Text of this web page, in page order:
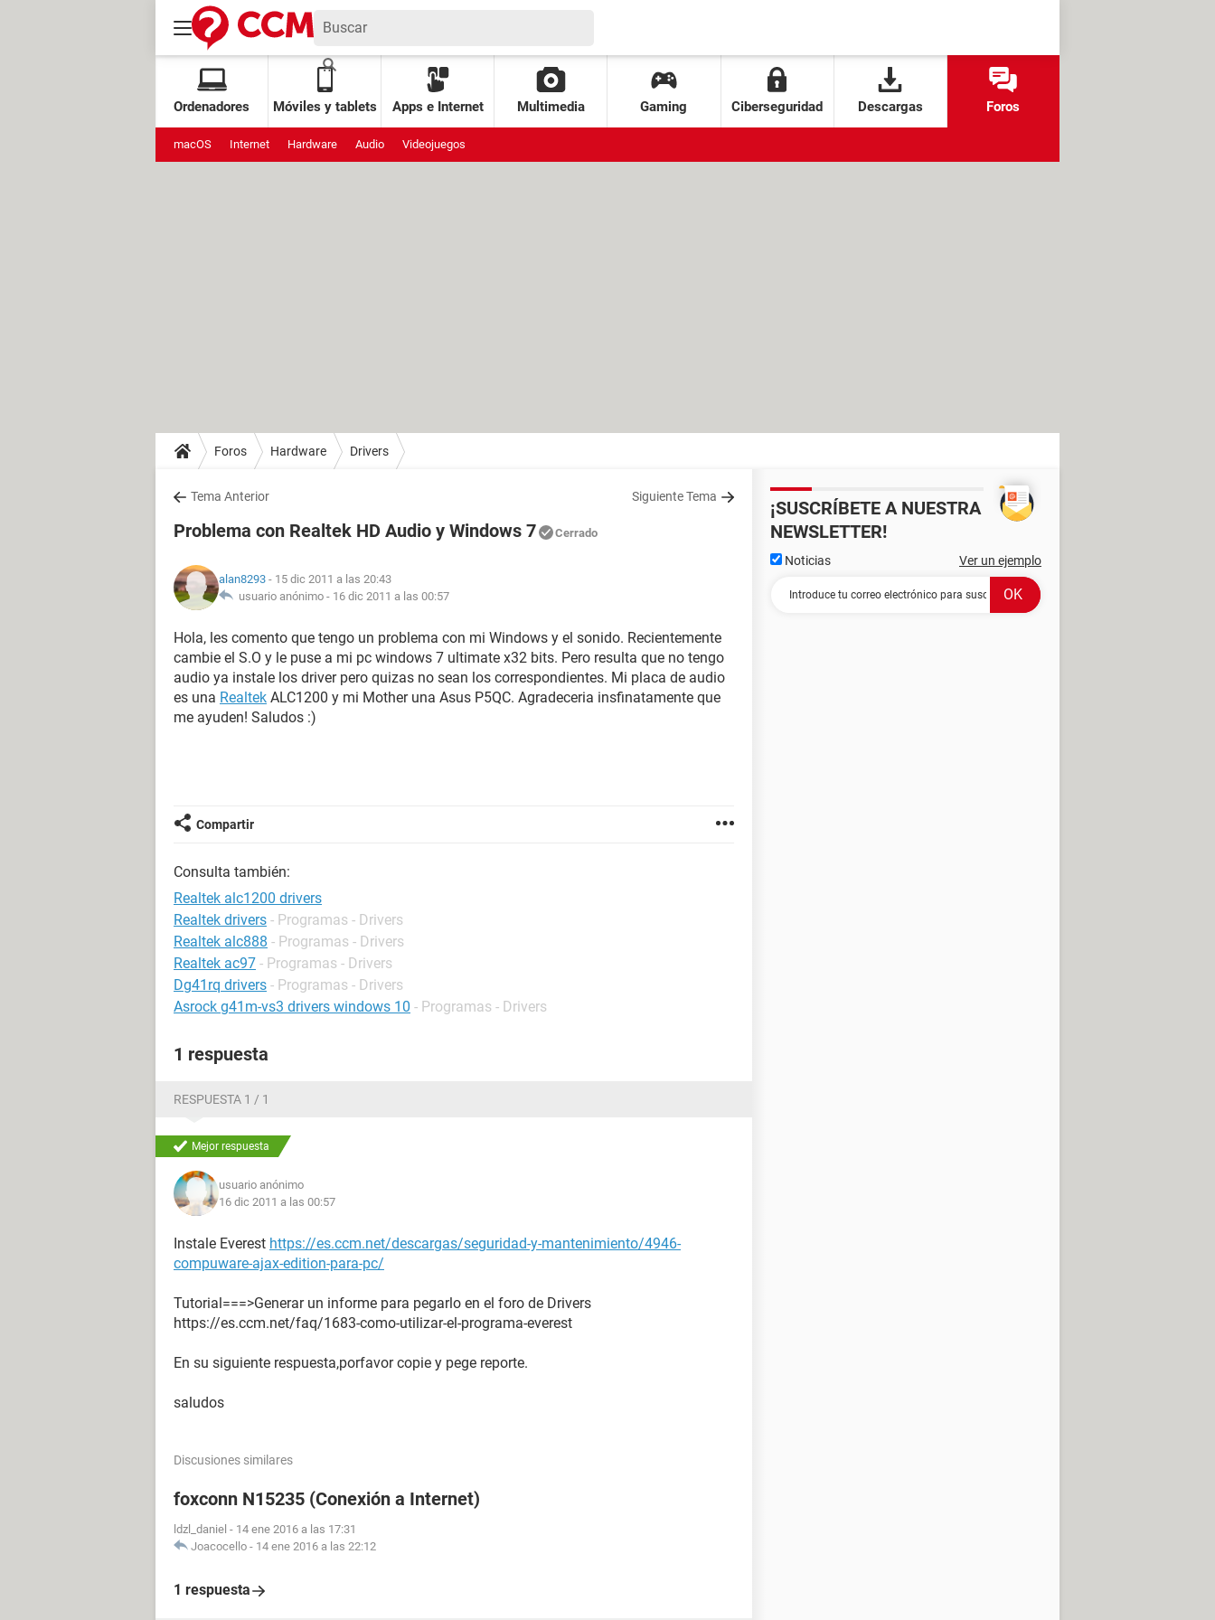
Ordenadores Móviles y tablets Apps e Internet Multimedia Gaming Ciberseguridad Descargas Foros
macOS Internet Hardware Audio Videojuegos
Foros Hardware Drivers
Tema Anterior Siguiente Tema
Problema con Realtek HD Audio y Windows 7 Cerrado
alan8293 - 15 dic 2011 a las 20:43
usuario anónimo - 16 dic 2011 a las 00:57
Hola, les comento que tengo un problema con mi Windows y el sonido. Recientemente
cambie el S.O y le puse a mi pc windows 7 ultimate x32 bits. Pero resulta que no tengo
audio ya instale los driver pero quizas no sean los correspondientes. Mi placa de audio
es una Realtek ALC1200 y mi Mother una Asus P5QC. Agradeceria insfinatamente que
me ayuden! Saludos :)
Compartir
Consulta también:
Realtek alc1200 drivers
Realtek drivers - Programas - Drivers
Realtek alc888 - Programas - Drivers
Realtek ac97 - Programas - Drivers
Dg41rq drivers - Programas - Drivers
Asrock g41m-vs3 drivers windows 10 - Programas - Drivers
1 respuesta
RESPUESTA 1 / 1
Mejor respuesta
usuario anónimo
16 dic 2011 a las 00:57
Instale Everest https://es.ccm.net/descargas/seguridad-y-mantenimiento/4946-
compuware-ajax-edition-para-pc/
Tutorial===>Generar un informe para pegarlo en el foro de Drivers
https://es.ccm.net/faq/1683-como-utilizar-el-programa-everest
En su siguiente respuesta,porfavor copie y pege reporte.
saludos
Discusiones similares
foxconn N15235 (Conexión a Internet)
ldzl_daniel - 14 ene 2016 a las 17:31
Joacocello - 14 ene 2016 a las 22:12
1 respuesta
¡SUSCRÍBETE A NUESTRA
NEWSLETTER!
Noticias Ver un ejemplo